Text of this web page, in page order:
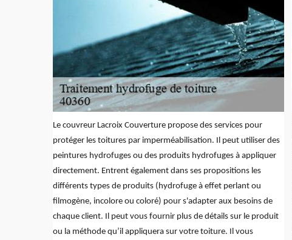
Le couvreur Lacroix Couverture propose des services pour
protéger les toitures par imperméabilisation. Il peut utiliser des
peintures hydrofuges ou des produits hydrofuges à appliquer
directement. Entrent également dans ses propositions les
différents types de produits (hydrofuge à effet perlant ou
filmogène, incolore ou coloré) pour s'adapter aux besoins de
chaque client. Il peut vous fournir plus de détails sur le produit
ou la méthode qu’il appliquera sur votre toiture. Il vous